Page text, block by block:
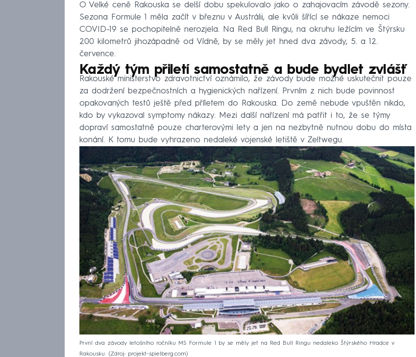
O Velké ceně Rakouska se delší dobu spekulovalo jako o zahajovacím závodě sezony.
Sezona Formule 1 měla začít v březnu v Austrálii, ale kvůli šířící se nákaze nemoci
COVID-19 se pochopitelně nerozjela. Na Red Bull Ringu, na okruhu ležícím ve Štýrsku
200 kilometrů jihozápadně od Vídně, by se měly jet hned dva závody, 5. a 12.
července.
Každý tým přiletí samostatně a bude bydlet zvlášť
Rakouské ministerstvo zdravotnictví oznámilo, že závody bude možné uskutečnit pouze
za dodržení bezpečnostních a hygienických nařízení. Prvním z nich bude povinnost
opakovaných testů ještě před příletem do Rakouska. Do země nebude vpuštěn nikdo,
kdo by vykazoval symptomy nákazy. Mezi další nařízení má patřit i to, že se týmy
dopraví samostatně pouze charterovými lety a jen na nezbytně nutnou dobu do místa
konání. K tomu bude vyhrazeno nedaleké vojenské letiště v Zeltwegu.
První dva závody letošního ročníku MS Formule 1 by se měly jet na Red Bull Ringu nedaleko Štýrského Hradce v
Rakousku.
Zdroj: projekt-spielberg.com